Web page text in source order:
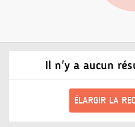
Il n'y a aucun
ÉLARGIR LA